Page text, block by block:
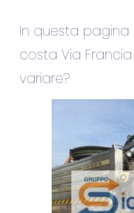
In questa
costa Via
variare?